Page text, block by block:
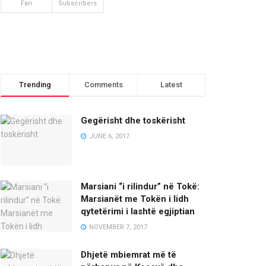
Fan Subscribers
Trending Comments Latest
Gegërisht dhe toskërisht
JUNE 6, 2017
Marsiani “i rilindur” në Tokë:
Marsianët me Tokën i lidh
qytetërimi i lashtë egjiptian
NOVEMBER 7, 2017
Dhjetë mbiemrat më të